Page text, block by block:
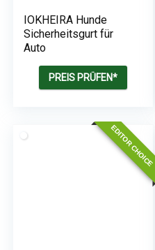
IOKHEIRA Hunde
Sicherheitsgurt für
Auto
PREIS PRÜFEN*
EDITOR CHOICE